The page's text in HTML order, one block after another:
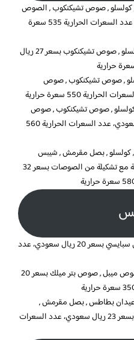
كولسلو , صوص تشيكنكوب , الصوص
الكوري , مخلل، بسعر 31 ريال سعودي، عدد السعرات الحرارية 535 سعرة
اوريجينال: صدر دجاج طازج , خس , كولسلو , صوص تشيكنكوب بسعر 27 ريال
, صوص تشيكنكوب , صوص
, صوص تشيكنكوب , صوص
ميبل , صوص بترميلك بسعر 30 ريال سعودي، عدد السعرات الحرارية 560
كولسلو , بصل مقرمش , شيبس
دوريتوس , عيدان بطاطس , صوص جبنة مع تشكيلة من الصوصات بسعر 32
سبايسي: قطع الدجاج الطازجه , صوص سبايسي بسعر 20 ريال سعودي، عدد
سموكي ميبل: قطع الدجاج الطازجه , صوص ميبل , صوص بتر ميلك بسعر 20
, عيدان بطاطس , بصل مقرمش ,
صوص جبنة مع تشكيلة من الصوصات بسعر 23 ريال سعودي، عدد السعرات